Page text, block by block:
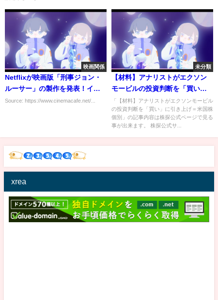
映画関係
Netflixが映画版「刑事ジョン・
ルーサー」の製作を発表！イド
リス・エルバ、シンシア・エリ
Source: https://www.cinemacafe.net/...
未分類
【材料】アナリストがエクソン
モービルの投資判断を「買い」
に引き上げ＝米国株個別
「【材料】アナリストがエクソンモービル
の投資判断を「買い」に引き上げ＝米国株
個別」の記事内容は株探公式ページで見る
事が出来ます。 株探公式サ...
xrea